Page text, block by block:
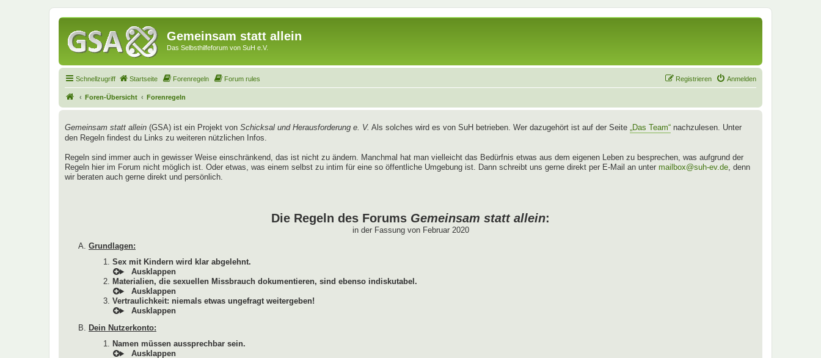
Gemeinsam statt allein
Das Selbsthilfeforum von SuH e.V.
Schnellzugriff Startseite Forenregeln Forum rules Anmelden
Registrieren
Foren-Übersicht Forenregeln
Gemeinsam statt allein (GSA) ist ein Projekt von Schicksal und Herausforderung e. V. Als solches wird es von SuH betrieben. Wer dazugehört ist auf der Seite „Das Team“ nachzulesen. Unter
den Regeln findest du Links zu weiteren nützlichen Infos.
Regeln sind immer auch in gewisser Weise einschränkend, das ist nicht zu ändern. Manchmal hat man vielleicht das Bedürfnis etwas aus dem eigenen Leben zu besprechen, was aufgrund der
Regeln hier im Forum nicht möglich ist. Oder etwas, was einem selbst zu intim für eine so öffentliche Umgebung ist. Dann schreibt uns gerne direkt per E-Mail an unter mailbox@suh-ev.de , denn
wir beraten auch gerne direkt und persönlich.
Die Regeln des Forums Gemeinsam statt allein:
in der Fassung von Februar 2020
Grundlagen:
Sex mit Kindern wird klar abgelehnt.
Materialien, die sexuellen Missbrauch dokumentieren, sind ebenso indiskutabel.
Vertraulichkeit: niemals etwas ungefragt weitergeben!
Dein Nutzerkonto:
Namen müssen aussprechbar sein.